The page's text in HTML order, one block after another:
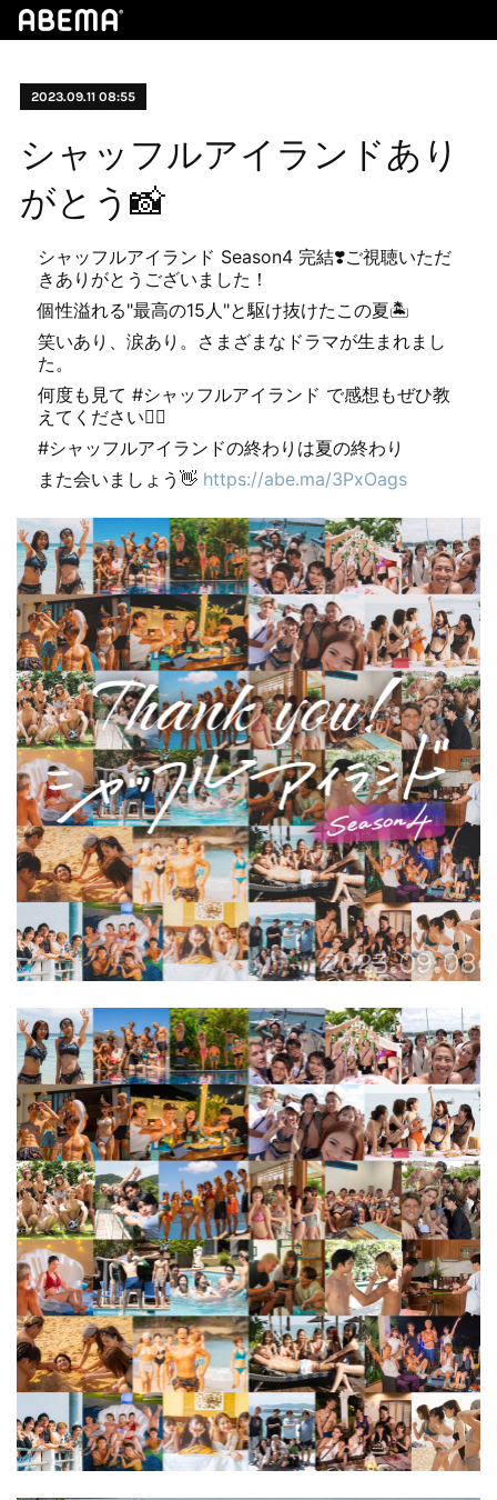
2023.09.11 08:55
シャッフルアイランドあり
がとう📸
シャッフルアイランド Season4 完結❣️ご視聴いただ
きありがとうございました！
個性溢れる"最高の15人"と駆け抜けたこの夏🏝
笑いあり、涙あり。さまざまなドラマが生まれまし
た。
何度も見て #シャッフルアイランド で感想もぜひ教
えてください❤️‍🔥
#シャッフルアイランドの終わりは夏の終わり
また会いましょう👋 https://abe.ma/3PxOags